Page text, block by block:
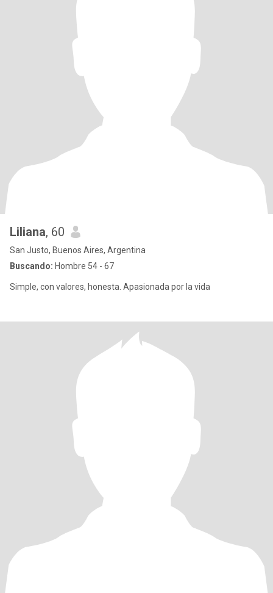
Liliana, 60
San Justo, Buenos Aires, Argentina
Buscando: Hombre 54 - 67
Simple, con valores, honesta. Apasionada por la vida